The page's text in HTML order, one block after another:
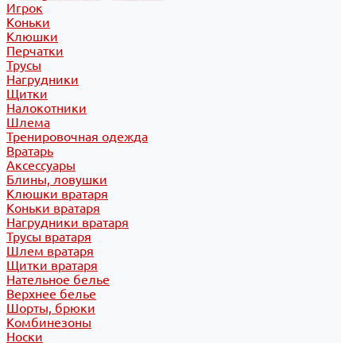
Игрок
Коньки
Клюшки
Перчатки
Трусы
Нагрудники
Щитки
Налокотники
Шлема
Тренировочная одежда
Вратарь
Аксессуары
Блины, ловушки
Клюшки вратаря
Коньки вратаря
Нагрудники вратаря
Трусы вратаря
Шлем вратаря
Щитки вратаря
Нательное белье
Верхнее белье
Шорты, брюки
Комбинезоны
Носки